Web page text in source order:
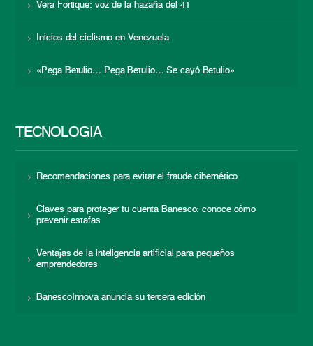
Vera Fortique: voz de la hazaña del 41
Inicios del ciclismo en Venezuela
«Pega Betulio… Pega Betulio… Se cayó Betulio»
TECNOLOGÍA
Recomendaciones para evitar el fraude cibernético
Claves para proteger tu cuenta Banesco: conoce cómo
prevenir estafas
Ventajas de la inteligencia artificial para pequeños
emprendedores
BanescoInnova anuncia su tercera edición